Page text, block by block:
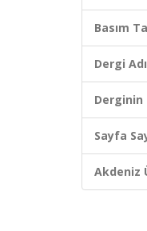
Basım
Dergi
Derginin
Sayfa
Akdeniz